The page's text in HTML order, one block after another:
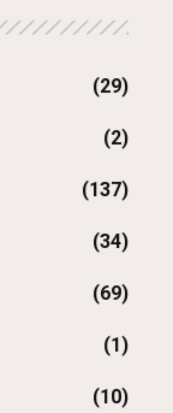
(29)
(2)
(137)
(34)
(69)
(1)
(10)